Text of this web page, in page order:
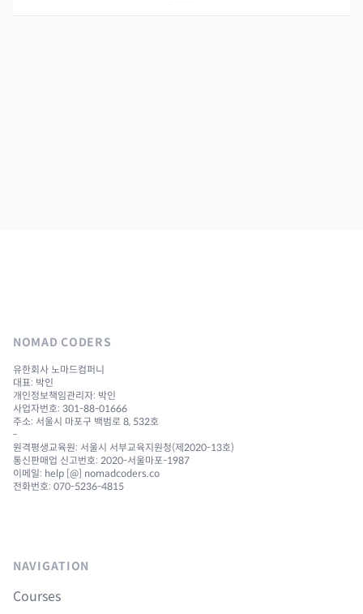
NOMAD CODERS
유한회사 노마드컴퍼니
대표: 박인
개인정보책임관리자: 박인
사업자번호: 301-88-01666
주소: 서울시 마포구 백범로 8, 532호
-
원격평생교육원: 서울시 서부교육지원청(제2020-13호)
통신판매업 신고번호: 2020-서울마포-1987
이메일: help [@] nomadcoders.co
전화번호: 070-5236-4815
NAVIGATION
Courses